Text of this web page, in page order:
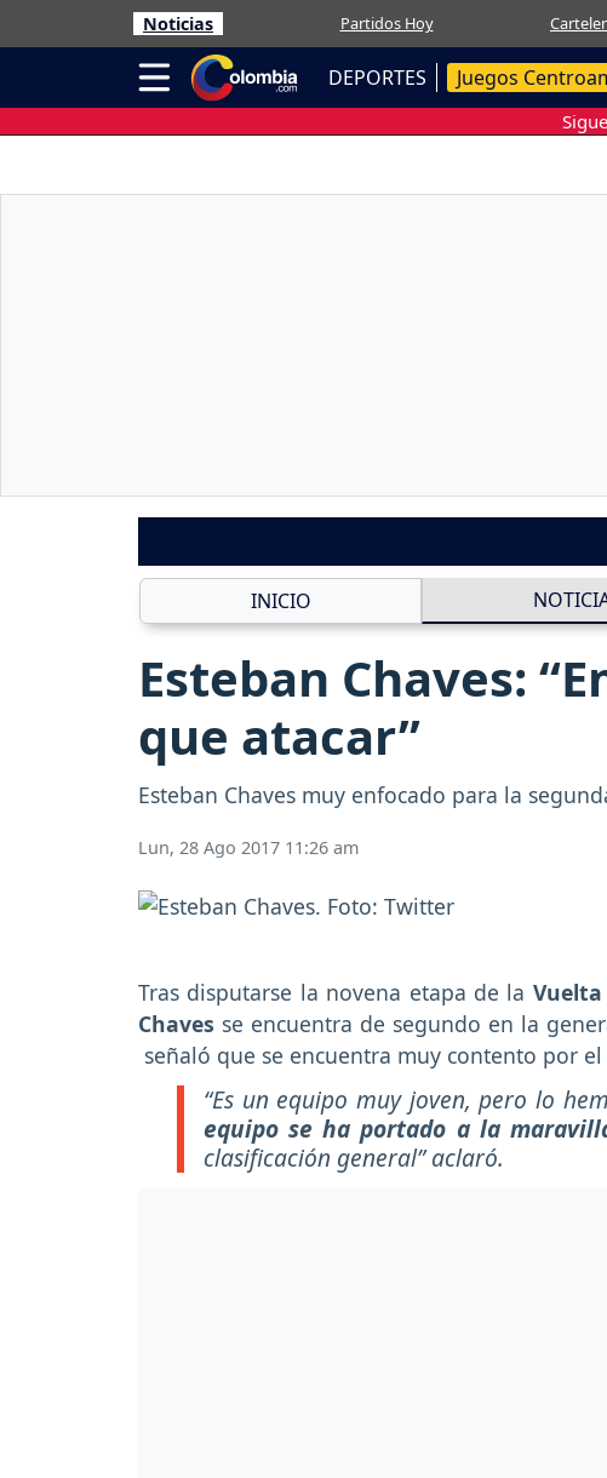
Noticias Partidos Hoy
DEPORTES Juegos
INICIO
Esteban Chaves:
que atacar”
Esteban Chaves muy enfocado para la
Lun, 28 Ago 2017 11:26 am
Tras disputarse la novena etapa de la Vuelta
Chaves se encuentra de segundo en la
señaló que se encuentra muy contento por
“Es un equipo muy joven, pero lo
equipo se ha portado a la
clasificación general”aclaró.